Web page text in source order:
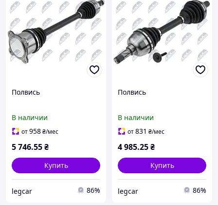
Полвись
В наличии
от958₴/мес
5 746.55₴
Купить
legcar 86%
Полвись
В наличии
от831 ₴/мес
4 985.25₴
Купить
legcar 86%